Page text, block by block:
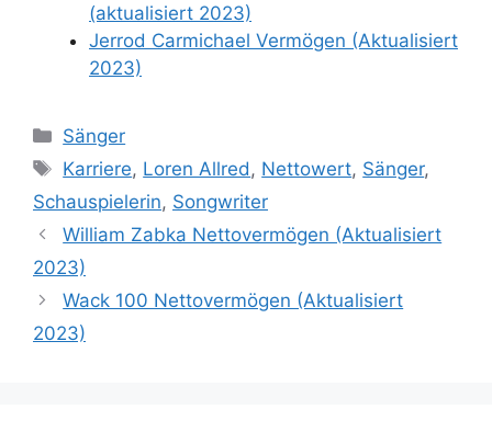
(aktualisiert 2023)
Jerrod Carmichael Vermögen (Aktualisiert
2023)
Categories
Sänger
Tags
Karriere, Loren Allred , Nettowert, Sänger,
Schauspielerin, Songwriter
William Zabka Nettovermögen (Aktualisiert
2023)
Wack 100 Nettovermögen (Aktualisiert
2023)